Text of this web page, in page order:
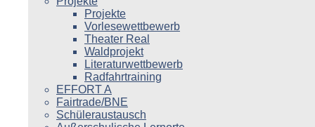
Projekte
Vorlesewettbewerb
Theater Real
Waldprojekt
Literaturwettbewerb
Radfahrtraining
EFFORT A
Fairtrade/BNE
Schüleraustausch